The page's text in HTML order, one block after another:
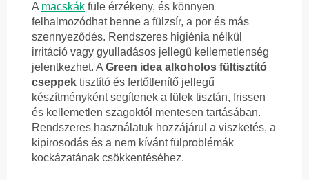
A macskák füle érzékeny, és könnyen
felhalmozódhat benne a fülzsír, a por és más
szennyeződés. Rendszeres higiénia nélkül
irritáció vagy gyulladásos jellegű kellemetlenség
jelentkezhet. A Green idea alkoholos fültisztító
cseppek tisztító és fertőtlenítő jellegű
készítményként segítenek a fülek tisztán, frissen
és kellemetlen szagoktól mentesen tartásában.
Rendszeres használatuk hozzájárul a viszketés, a
kipirosodás és a nem kívánt fülproblémák
kockázatának csökkentéséhez.